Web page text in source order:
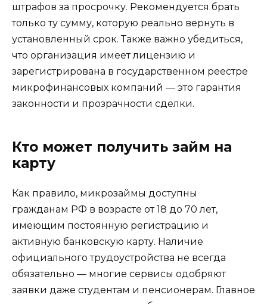
штрафов за просрочку. Рекомендуется брать
только ту сумму, которую реально вернуть в
установленный срок. Также важно убедиться,
что организация имеет лицензию и
зарегистрирована в государственном реестре
микрофинансовых компаний — это гарантия
законности и прозрачности сделки.
Кто может получить займ на
карту
Как правило, микрозаймы доступны
гражданам РФ в возрасте от 18 до 70 лет,
имеющим постоянную регистрацию и
активную банковскую карту. Наличие
официального трудоустройства не всегда
обязательно — многие сервисы одобряют
заявки даже студентам и пенсионерам. Главное